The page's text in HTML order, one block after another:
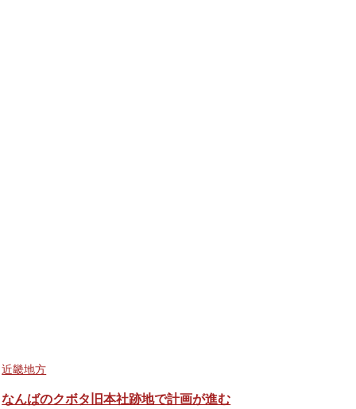
近畿地方
なんばのクボタ旧本社跡地で計画が進む